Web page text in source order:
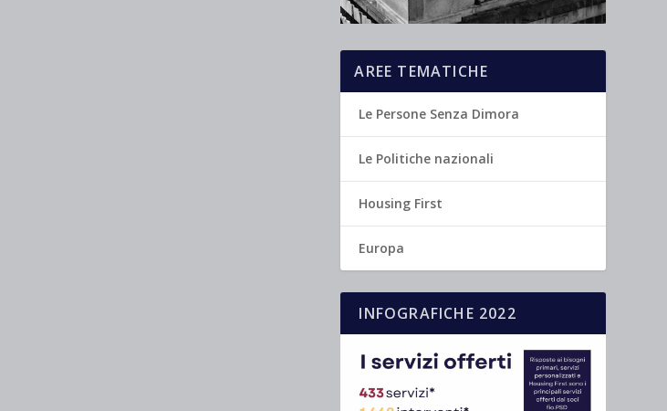
AREE TEMATICHE
Le Persone Senza Dimora
Le Politiche nazionali
Housing First
Europa
INFOGRAFICHE 2022